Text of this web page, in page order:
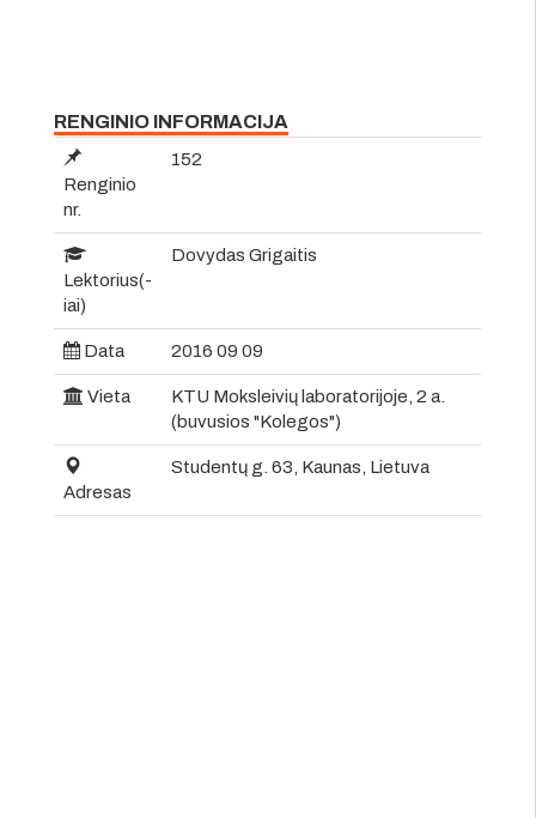
RENGINIO INFORMACIJA
Renginio
nr.
152
Lektorius(-
iai)
Dovydas Grigaitis
Data 2016 09 09
Vieta
KTU Moksleivių laboratorijoje, 2 a.
(buvusios "Kolegos")
Adresas
Studentų g. 63, Kaunas, Lietuva